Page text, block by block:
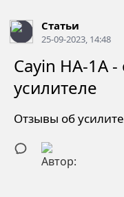
Статьи
25-09-2023, 14:48
Cayin HA-1A
усилителе
Отзывы об